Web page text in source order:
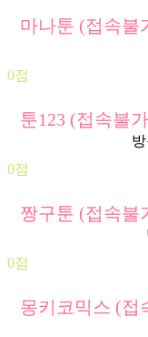
마나툰 (접속불
0점
툰123 (접속불
0점
짱구툰 (접속불
0점
몽키코믹스 (접